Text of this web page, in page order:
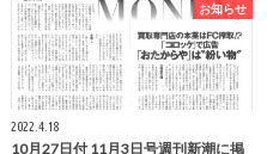
お知らせ
2022.4.18
10月27日付 11月3日号週刊新潮に掲